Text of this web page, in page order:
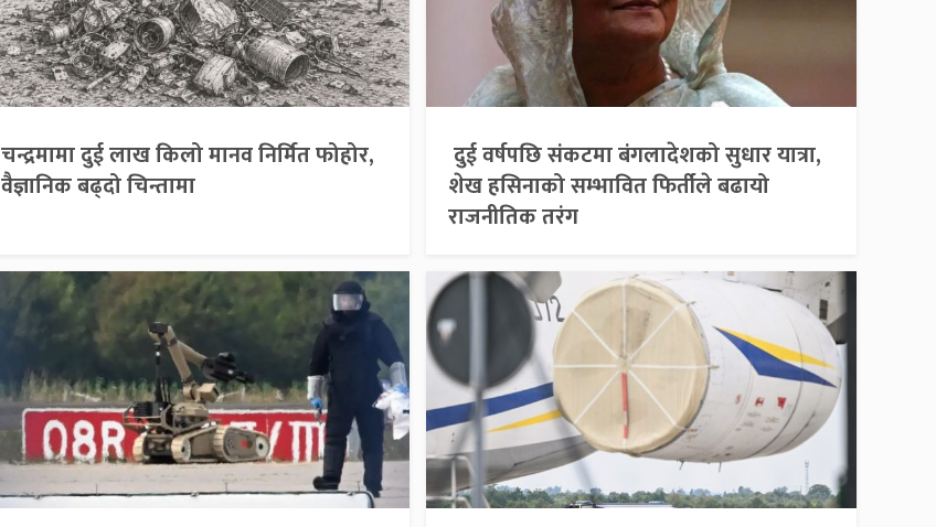
चन्द्रमामा दुई लाख किलो मानव निर्मित फोहोर,
वैज्ञानिक बढ्दो चिन्तामा
दुई वर्षपछि संकटमा बंगलादेशको सुधार यात्रा,
शेख हसिनाको सम्भावित फिर्तीले बढायो
राजनीतिक तरंग